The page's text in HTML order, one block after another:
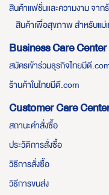
สินค้าแฟชั่นและความงาม จาก
สินค้าเพื่อสุขภาพ สำหรับแม่
Business Care Center
สมัครเข้าร่วมธุรกิจไทยมีดี
ร้านค้าในไทยมีดี.com
Customer Care
สถานะคำสั่งซื้อ
ประวัติการสั่งซื้อ
วิธีการสั่งซื้อ
วิธีการขนส่ง